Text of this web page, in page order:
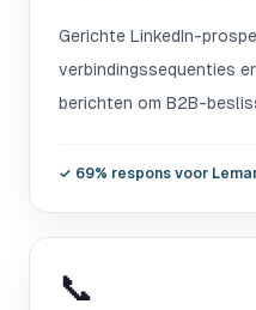
Gerichte LinkedIn-
verbindingssequenties
berichten om B2B-
✓ 69% respons voor
📞